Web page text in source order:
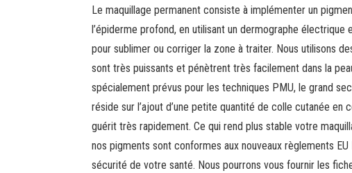
Le maquillage permanent consiste à implémenter un
l’épiderme profond, en utilisant un dermographe électrique
pour sublimer ou corriger la zone à traiter. Nous utilisons
sont très puissants et pénètrent très facilement dans la
spécialement prévus pour les techniques PMU, le grand
réside sur l’ajout d’une petite quantité de colle cutanée en
guérit très rapidement. Ce qui rend plus stable votre
nos pigments sont conformes aux nouveaux règlements EU
sécurité de votre santé. Nous pourrons vous fournir les